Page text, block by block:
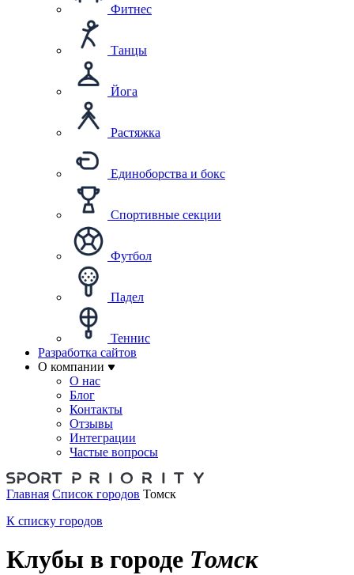
Фитнес
Танцы
Йога
Растяжка
Единоборства и бокс
Спортивные секции
Футбол
Падел
Теннис
Разработка сайтов
О компании
О нас
Блог
Контакты
Отзывы
Интеграции
Частые вопросы
Главная Список городов Томск
К списку городов
Клубы в городе Томск